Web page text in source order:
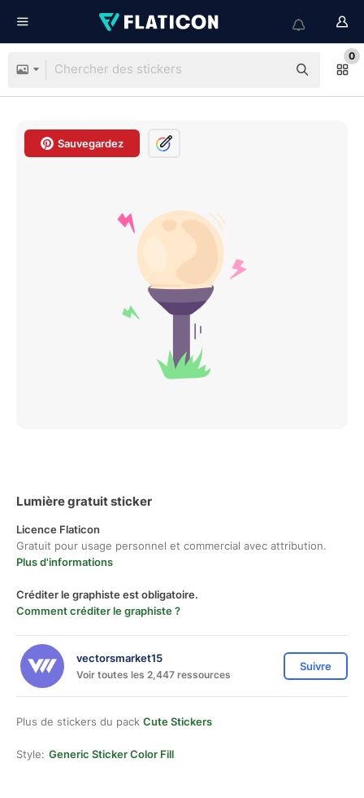
0
Sauvegardez
Lumière gratuit sticker
Licence Flaticon
Gratuit pour usage personnel et commercial avec attribution.
Plus d'informations
Créditer le graphiste est obligatoire.
Comment créditer le graphiste ?
vectorsmarket15
Voir toutes les 2,447 ressources
Suivre
Plus de stickers du pack Cute Stickers
Style: Generic Sticker Color Fill